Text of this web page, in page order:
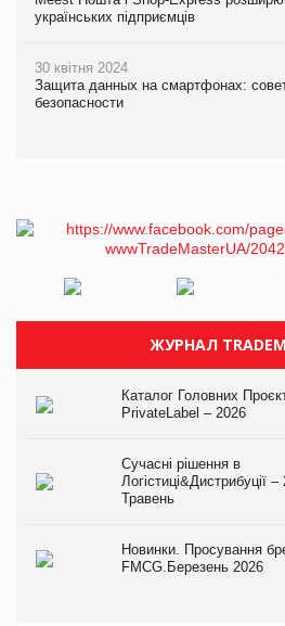
українських підприємців
30 квітня 2024
Защита данных на смартфонах:
безопасности
ЖУРНАЛ
Каталог Головних
PrivateLabel – 2026
Сучасні рішення в
Логістиці&Дистрибуції –
Травень
Новинки. Просування
FMCG.Березень 2026